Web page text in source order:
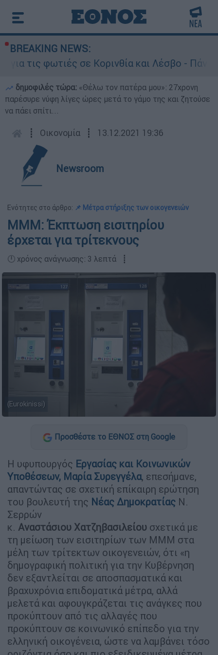
BREAKING NEWS:
τις φωτιές σε Κορινθία και Λέσβο - Πάνω
δημοφιλές τώρα: «Θέλω τον πατέρα μου»: 27χρονη
παρέσυρε νύφη λίγες ώρες μετά το γάμο της και ζητούσε
να πάει σπίτι...
┋ Οικονομία ┋ 13.12.2021 19:36
Newsroom
Ενότητες στο άρθρο: 📌 Μέτρα στήριξης των οικογενειών
ΜΜΜ: Έκπτωση εισιτηρίου
έρχεται για τρίτεκνους
🕛 χρόνος ανάγνωσης: 3 λεπτά ┋
(Eurokinissi)
Προσθέστε το ΕΘΝΟΣ στη Google
Η υφυπουργός Εργασίας και Κοινωνικών
Υποθέσεων, Μαρία Συρεγγέλα, επεσήμανε,
απαντώντας σε σχετική επίκαιρη ερώτηση
του βουλευτή της Νέας Δημοκρατίας Ν.
Σερρών
κ. Αναστάσιου Χατζηβασιλείου σχετικά με
τη μείωση των εισιτηρίων των ΜΜΜ στα
μέλη των τρίτεκτων οικογενειών, ότι «η
δημογραφική πολιτική για την Κυβέρνηση
δεν εξαντλείται σε αποσπασματικά και
βραχυχρόνια επιδοματικά μέτρα, αλλά
μελετά και αφουγκράζεται τις ανάγκες που
προκύπτουν από τις αλλαγές που
προκύπτουν σε κοινωνικό επίπεδο για την
ελληνική οικογένεια, ώστε να λαμβάνει τόσο